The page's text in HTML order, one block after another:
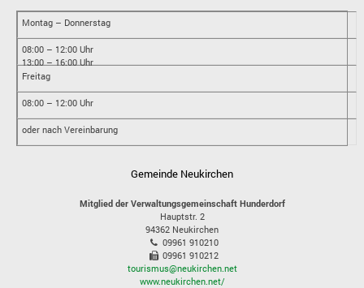
Montag – Donnerstag
08:00 – 12:00 Uhr
13:00 – 16:00 Uhr
Freitag
08:00 – 12:00 Uhr
oder nach Vereinbarung
Gemeinde Neukirchen
Mitglied der Verwaltungsgemeinschaft Hunderdorf
Hauptstr. 2
94362 Neukirchen
09961 910210
09961 910212
tourismus@neukirchen.net
www.neukirchen.net/